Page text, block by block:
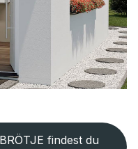
findest du